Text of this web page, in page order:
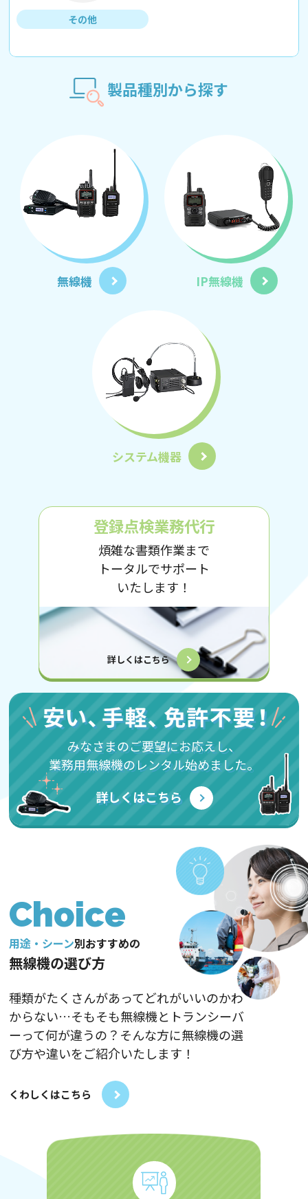
その他
製品種別から探す
無線機 IP無線機
システム機器
登録点検業務代行
煩雑な書類作業まで
トータルでサポート
いたします！
詳しくはこちら
みなさまのご要望にお応えし、
業務用無線機のレンタル始めました。
詳しくはこちら
Choice
用途・シーン別おすすめの
無線機の選び方
種類がたくさんがあってどれがいいのかわ
からない…そもそも無線機とトランシーバ
ーって何が違うの？そんな方に無線機の選
び方や違いをご紹介いたします！
くわしくはこちら